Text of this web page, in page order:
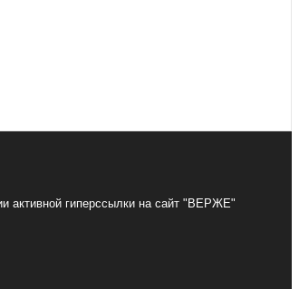
активной гиперссылки на сайт "ВЕРЖЕ"